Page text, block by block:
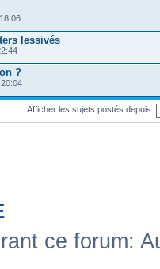
lessivés
?
Afficher les sujets postés depuis:
ce forum: